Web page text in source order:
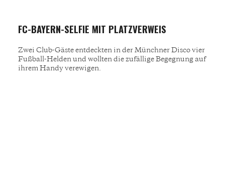
FC-BAYERN-SELFIE MIT PLATZVERWEIS
Zwei Club-Gäste entdeckten in der Münchner Disco vier
Fußball-Helden und wollten die zufällige Begegnung auf
ihrem Handy verewigen.